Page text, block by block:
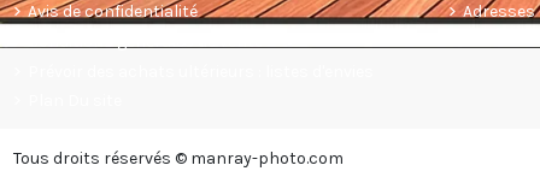
Avis de confidentialité
Adresses
Tous droits réservés © manray-photo.com